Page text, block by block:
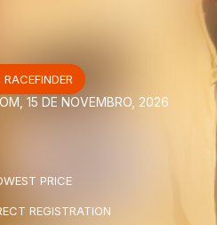
15 DE NOVEMBRO, 2026
PRICE
REGISTRATION